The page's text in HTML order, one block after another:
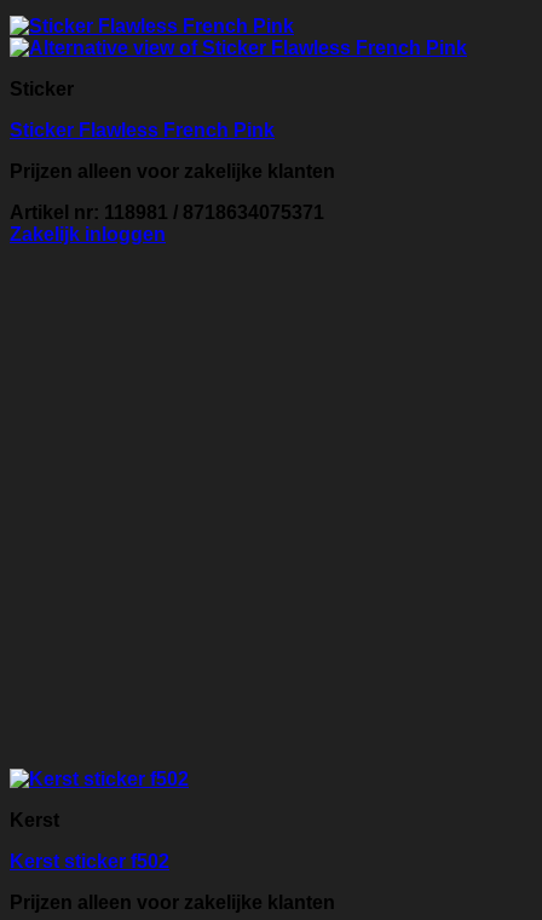
Sticker
Sticker Flawless French Pink
Prijzen alleen voor zakelijke klanten
Artikel nr: 118981 / 8718634075371
Zakelijk inloggen
Kerst
Kerst sticker f502
Prijzen alleen voor zakelijke klanten